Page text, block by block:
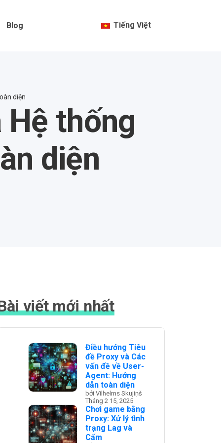
Blog Tiếng Việt
diện
Hệ thống
diện
viết mới nhất
Điều hướng Tiêu
đề Proxy và Các
vấn đề về User-
Agent: Hướng
dẫn toàn diện
bởi Vilhelms Skujiņš
Tháng 2 15, 2025
Chơi game bằng
Proxy: Xử lý tình
trạng Lag và
Cấm